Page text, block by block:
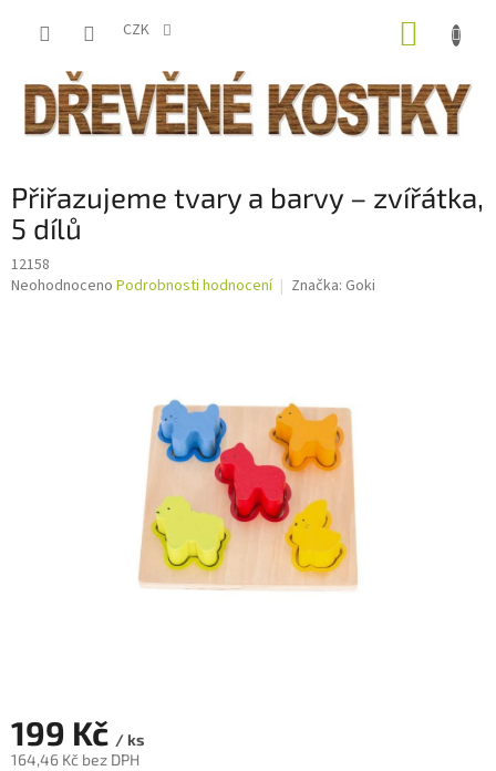
CZK
Přiřazujeme tvary a barvy – zvířátka,
5 dílů
12158
Průměrné
Neohodnoceno Podrobnosti hodnocení Značka: Goki
199 Kč / ks
164,46 Kč bez DPH